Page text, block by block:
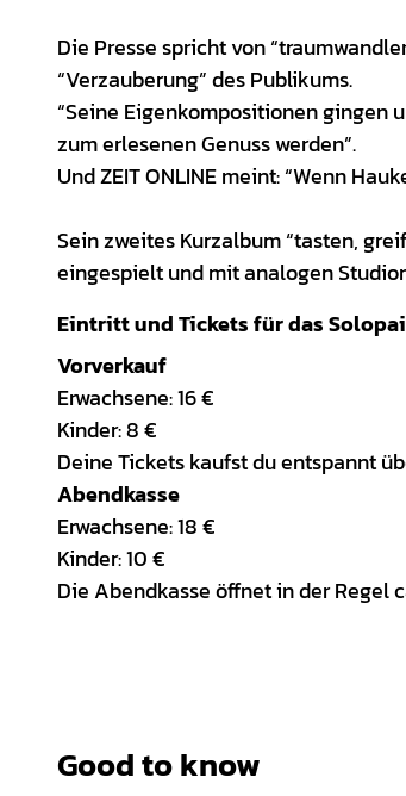
Die Presse spricht von
“Verzauberung” des Publikums.
“Seine Eigenkompositionen gingen
zum erlesenen Genuss werden”.
Und ZEIT ONLINE meint: “Wenn
Sein zweites Kurzalbum “tasten,
eingespielt und mit analogen
Eintritt und Tickets für das
Vorverkauf
Erwachsene: 16 €
Kinder: 8 €
Deine Tickets kaufst du entspannt
Abendkasse
Erwachsene: 18 €
Kinder: 10 €
Die Abendkasse öffnet in der Regel
Good to know